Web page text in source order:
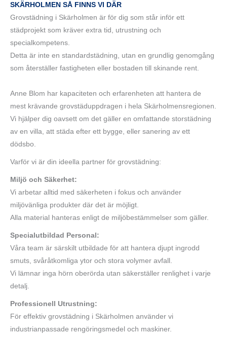
SKÄRHOLMEN SÅ FINNS VI DÄR
Grovstädning i Skärholmen är för dig som står inför ett
städprojekt som kräver extra tid, utrustning och
specialkompetens.
Detta är inte en standardstädning, utan en grundlig genomgång
som återställer fastigheten eller bostaden till skinande rent.
Anne Blom har kapaciteten och erfarenheten att hantera de
mest krävande grovstäduppdragen i hela Skärholmensregionen.
Vi hjälper dig oavsett om det gäller en omfattande storstädning
av en villa, att städa efter ett bygge, eller sanering av ett
dödsbo.
Varför vi är din ideella partner för grovstädning:
Miljö och Säkerhet:
Vi arbetar alltid med säkerheten i fokus och använder
miljövänliga produkter där det är möjligt.
Alla material hanteras enligt de miljöbestämmelser som gäller.
Specialutbildad Personal:
Våra team är särskilt utbildade för att hantera djupt ingrodd
smuts, svåråtkomliga ytor och stora volymer avfall.
Vi lämnar inga hörn oberörda utan säkerställer renlighet i varje
detalj.
Professionell Utrustning:
För effektiv grovstädning i Skärholmen använder vi
industrianpassade rengöringsmedel och maskiner.